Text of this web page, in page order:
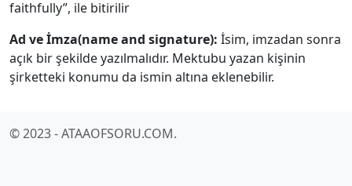
faithfully”, ile bitirilir
Ad ve İmza(name and signature): İsim, imzadan sonra
açık bir şekilde yazılmalıdır. Mektubu yazan kişinin
şirketteki konumu da ismin altına eklenebilir.
© 2023 - ATAAOFSORU.COM.